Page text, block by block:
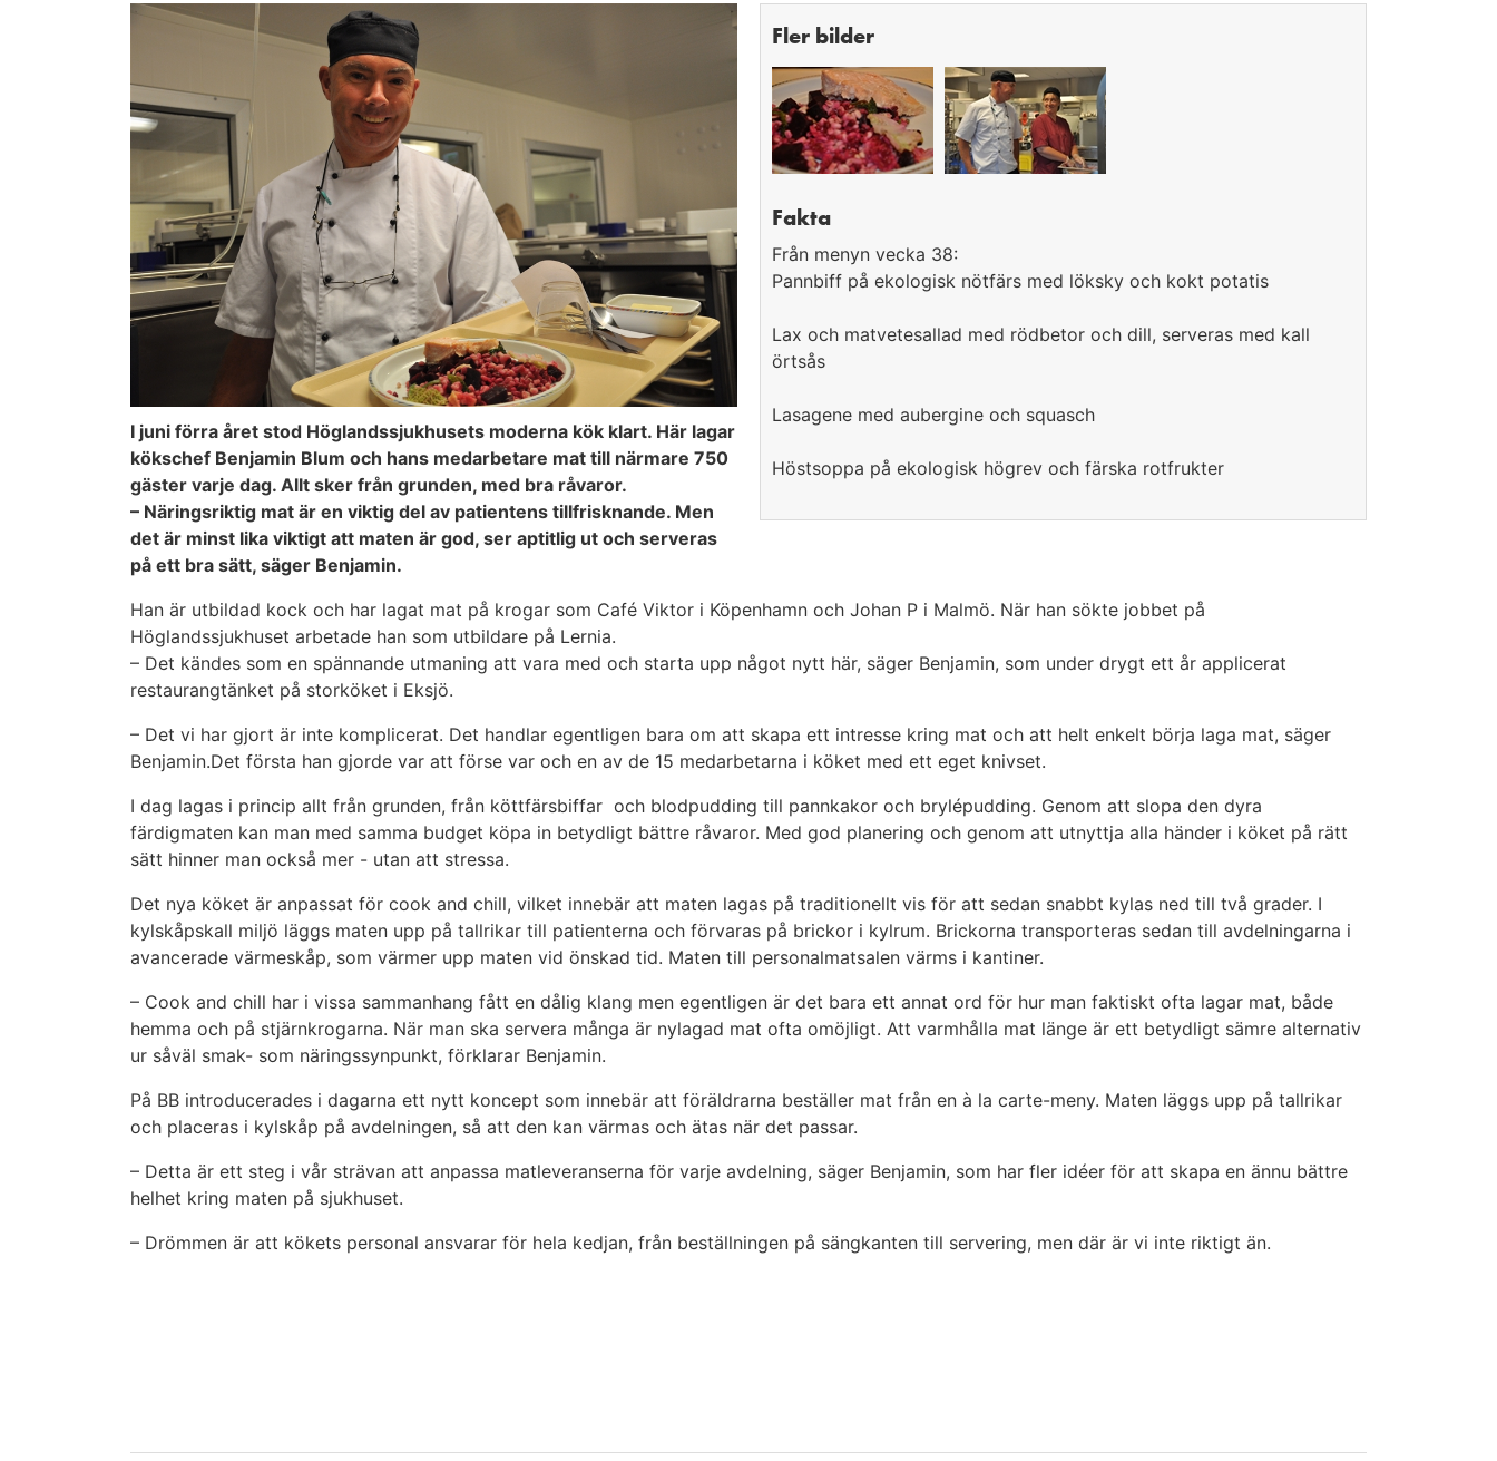
Fler bilder
Fakta
Från menyn vecka 38:
Pannbiff på ekologisk nötfärs med löksky och kokt potatis
Lax och matvetesallad med rödbetor och dill, serveras med kall
örtsås
Lasagene med aubergine och squasch
Höstsoppa på ekologisk högrev och färska rotfrukter
I juni förra året stod Höglandssjukhusets moderna kök klart. Här lagar
kökschef Benjamin Blum och hans medarbetare mat till närmare 750
gäster varje dag. Allt sker från grunden, med bra råvaror.
– Näringsriktig mat är en viktig del av patientens tillfrisknande. Men
det är minst lika viktigt att maten är god, ser aptitlig ut och serveras
på ett bra sätt, säger Benjamin.
Han är utbildad kock och har lagat mat på krogar som Café Viktor i Köpenhamn och Johan P i Malmö. När han sökte jobbet på
Höglandssjukhuset arbetade han som utbildare på Lernia.
– Det kändes som en spännande utmaning att vara med och starta upp något nytt här, säger Benjamin, som under drygt ett år applicerat
restaurangtänket på storköket i Eksjö.
– Det vi har gjort är inte komplicerat. Det handlar egentligen bara om att skapa ett intresse kring mat och att helt enkelt börja laga mat, säger
Benjamin.Det första han gjorde var att förse var och en av de 15 medarbetarna i köket med ett eget knivset.
I dag lagas i princip allt från grunden, från köttfärsbiffar och blodpudding till pannkakor och brylépudding. Genom att slopa den dyra
färdigmaten kan man med samma budget köpa in betydligt bättre råvaror. Med god planering och genom att utnyttja alla händer i köket på rätt
sätt hinner man också mer - utan att stressa.
Det nya köket är anpassat för cook and chill, vilket innebär att maten lagas på traditionellt vis för att sedan snabbt kylas ned till två grader. I
kylskåpskall miljö läggs maten upp på tallrikar till patienterna och förvaras på brickor i kylrum. Brickorna transporteras sedan till avdelningarna i
avancerade värmeskåp, som värmer upp maten vid önskad tid. Maten till personalmatsalen värms i kantiner.
– Cook and chill har i vissa sammanhang fått en dålig klang men egentligen är det bara ett annat ord för hur man faktiskt ofta lagar mat, både
hemma och på stjärnkrogarna. När man ska servera många är nylagad mat ofta omöjligt. Att varmhålla mat länge är ett betydligt sämre alternativ
ur såväl smak- som näringssynpunkt, förklarar Benjamin.
På BB introducerades i dagarna ett nytt koncept som innebär att föräldrarna beställer mat från en à la carte-meny. Maten läggs upp på tallrikar
och placeras i kylskåp på avdelningen, så att den kan värmas och ätas när det passar.
– Detta är ett steg i vår strävan att anpassa matleveranserna för varje avdelning, säger Benjamin, som har fler idéer för att skapa en ännu bättre
helhet kring maten på sjukhuset.
– Drömmen är att kökets personal ansvarar för hela kedjan, från beställningen på sängkanten till servering, men där är vi inte riktigt än.